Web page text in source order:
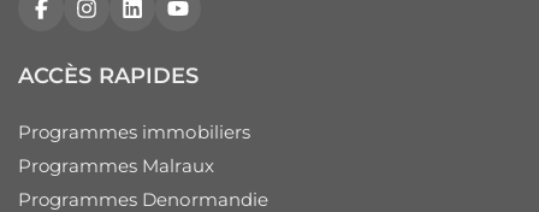
FacebookInstagram
LinkedInYouTube
ACCÈS RAPIDES
Programmes immobiliers
Programmes Malraux
Programmes Denormandie